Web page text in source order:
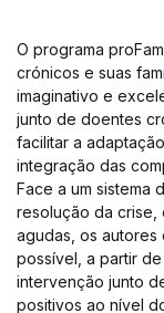
O programa
crónicos e suas
imaginativo e
junto de doentes
facilitar a
integração das
Face a um sistema
resolução da crise,
agudas, os autores
possível, a partir
intervenção junto
positivos ao nível